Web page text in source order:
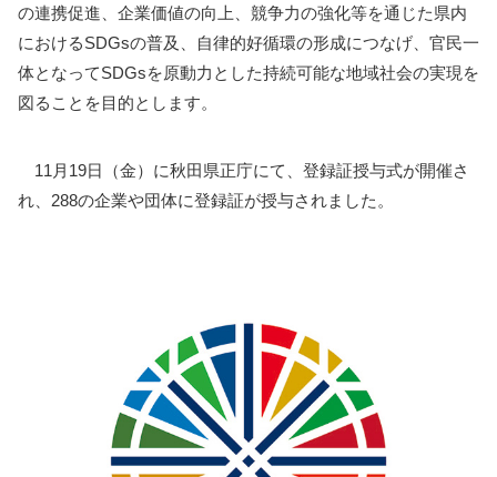
の連携促進、企業価値の向上、競争力の強化等を通じた県内
におけるSDGsの普及、自律的好循環の形成につなげ、官民一
体となってSDGsを原動力とした持続可能な地域社会の実現を
図ることを目的とします。
11月19日（金）に秋田県正庁にて、登録証授与式が開催さ
れ、288の企業や団体に登録証が授与されました。